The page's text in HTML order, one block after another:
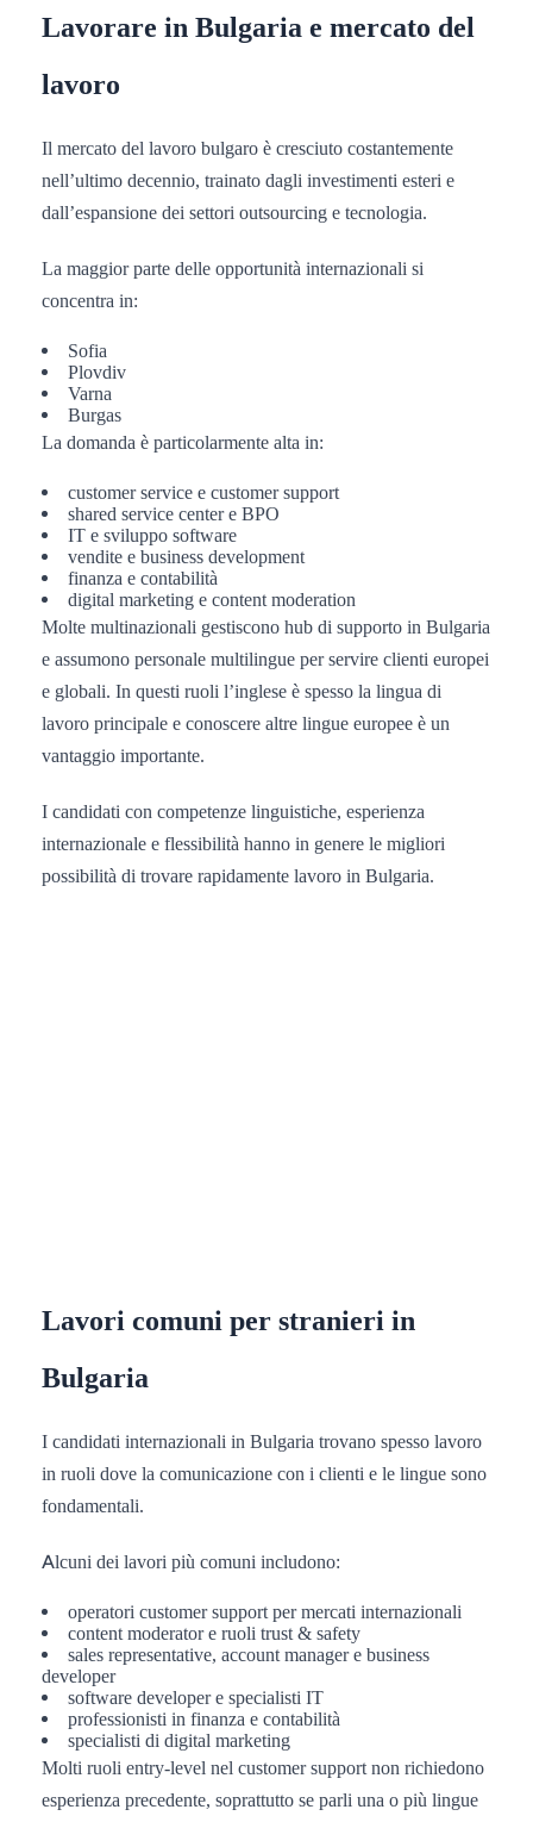
Lavorare in Bulgaria e mercato del
lavoro
Il mercato del lavoro bulgaro è cresciuto costantemente
nell’ultimo decennio, trainato dagli investimenti esteri e
dall’espansione dei settori outsourcing e tecnologia.
La maggior parte delle opportunità internazionali si
concentra in:
Sofia
Plovdiv
Varna
Burgas
La domanda è particolarmente alta in:
customer service e customer support
shared service center e BPO
IT e sviluppo software
vendite e business development
finanza e contabilità
digital marketing e content moderation
Molte multinazionali gestiscono hub di supporto in Bulgaria
e assumono personale multilingue per servire clienti europei
e globali. In questi ruoli l’inglese è spesso la lingua di
lavoro principale e conoscere altre lingue europee è un
vantaggio importante.
I candidati con competenze linguistiche, esperienza
internazionale e flessibilità hanno in genere le migliori
possibilità di trovare rapidamente lavoro in Bulgaria.
Lavori comuni per stranieri in
Bulgaria
I candidati internazionali in Bulgaria trovano spesso lavoro
in ruoli dove la comunicazione con i clienti e le lingue sono
fondamentali.
Alcuni dei lavori più comuni includono:
operatori customer support per mercati internazionali
content moderator e ruoli trust & safety
sales representative, account manager e business
developer
software developer e specialisti IT
professionisti in finanza e contabilità
specialisti di digital marketing
Molti ruoli entry-level nel customer support non richiedono
esperienza precedente, soprattutto se parli una o più lingue